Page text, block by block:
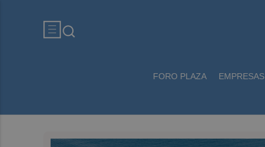
FORO PLAZA EMPRESAS